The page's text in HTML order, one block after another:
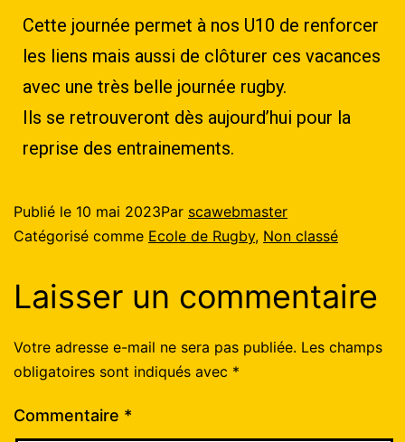
Cette journée permet à nos U10 de renforcer
les liens mais aussi de clôturer ces vacances
avec une très belle journée rugby.
Ils se retrouveront dès aujourd’hui pour la
reprise des entrainements.
Publié le 10 mai 2023Par scawebmaster
Catégorisé comme Ecole de Rugby, Non classé
Laisser un commentaire
Votre adresse e-mail ne sera pas publiée. Les champs
obligatoires sont indiqués avec *
Commentaire *